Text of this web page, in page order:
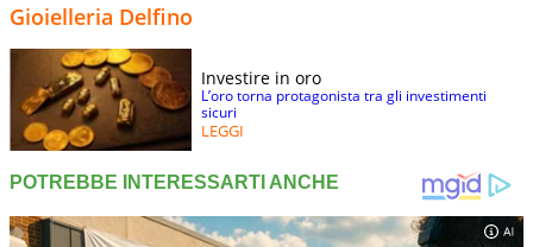
Gioielleria Delfino
Investire in oro
L’oro torna protagonista tra gli investimenti
sicuri
LEGGI